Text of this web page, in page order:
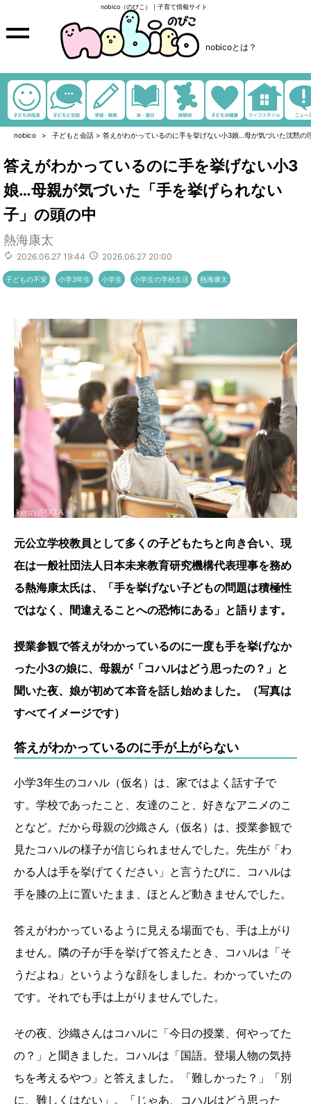
nobico（のびこ）｜子育て情報サイト
nobicoとは？
nobico 子どもと会話 > 答えがわかっているのに手を挙げない小3娘…母が気づいた沈黙の
答えがわかっているのに手を挙げない小3
娘…母親が気づいた「手を挙げられない
子」の頭の中
熱海康太
2026.06.27 19:44 2026.06.27 20:00
子どもの不安 小学3年生 小学生 小学生の学校生活 熱海康太
元公立学校教員として多くの子どもたちと向き合い、現
在は一般社団法人日本未来教育研究機構代表理事を務め
る熱海康太氏は、「手を挙げない子どもの問題は積極性
ではなく、間違えることへの恐怖にある」と語ります。
授業参観で答えがわかっているのに一度も手を挙げなか
った小3の娘に、母親が「コハルはどう思ったの？」と
聞いた夜、娘が初めて本音を話し始めました。（写真は
すべてイメージです）
答えがわかっているのに手が上がらない
小学3年生のコハル（仮名）は、家ではよく話す子で
す。学校であったこと、友達のこと、好きなアニメのこ
となど。だから母親の沙織さん（仮名）は、授業参観で
見たコハルの様子が信じられませんでした。先生が「わ
かる人は手を挙げてください」と言うたびに、コハルは
手を膝の上に置いたまま、ほとんど動きませんでした。
答えがわかっているように見える場面でも、手は上がり
ません。隣の子が手を挙げて答えたとき、コハルは「そ
うだよね」というような顔をしました。わかっていたの
です。それでも手は上がりませんでした。
その夜、沙織さんはコハルに「今日の授業、何やってた
の？」と聞きました。コハルは「国語。登場人物の気持
ちを考えるやつ」と答えました。「難しかった？」「別
に、難しくはない」。「じゃあ、コハルはどう思った